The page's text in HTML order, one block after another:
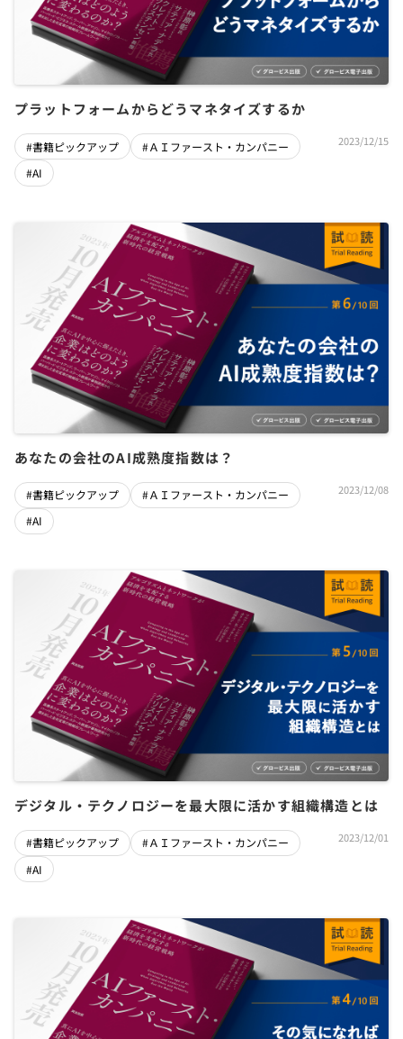
プラットフォームからどうマネタイズするか
#書籍ピックアップ
#ＡＩファースト・カンパニー
#AI
2023/12/15
あなたの会社のAI成熟度指数は？
#書籍ピックアップ
#ＡＩファースト・カンパニー
#AI
2023/12/08
デジタル・テクノロジーを最大限に活かす組織構造とは
#書籍ピックアップ
#ＡＩファースト・カンパニー
#AI
2023/12/01